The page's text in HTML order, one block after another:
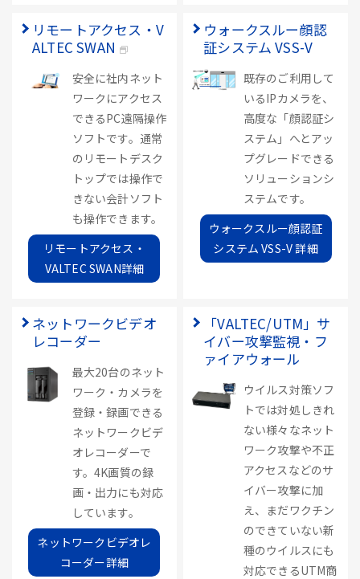
リモートアクセス・V
ALTEC SWAN
安全に社内ネット
ワークにアクセス
できるPC遠隔操作
ソフトです。通常
のリモートデスク
トップでは操作で
きない会計ソフト
も操作できます。
リモートアクセス・
VALTEC SWAN詳細
ウォークスルー顔認
証システム VSS-V
既存のご利用して
いるIPカメラを、
高度な「顔認証シ
ステム」へとアッ
プグレードできる
ソリューションシ
ステムです。
ウォークスルー顔認証
システム VSS-V 詳細
ネットワークビデオ
レコーダー
最大20台のネット
ワーク・カメラを
登録・録画できる
ネットワークビデ
オレコーダーで
す。4K画質の録
画・出力にも対応
しています。
ネットワークビデオレ
コーダー詳細
「VALTEC/UTM」サ
イバー攻撃監視・フ
ァイアウォール
ウイルス対策ソフ
トでは対処しきれ
ない様々なネット
ワーク攻撃や不正
アクセスなどのサ
イバー攻撃に加
え、まだワクチン
のできていない新
種のウイルスにも
対応できるUTM商